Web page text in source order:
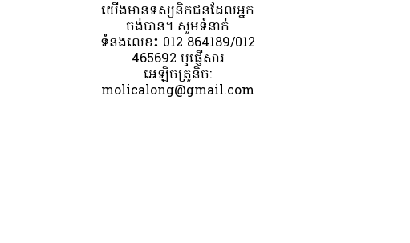
យេីងមានទស្សនិកជនដែលអ្នក
ចង់បាន។ សូមទំនាក់
ទំនងលេខ៖ 012 864189/012
465692 ឬផ្ញើសារ
អេឡិចត្រូនិច:
molicalong@gmail.com